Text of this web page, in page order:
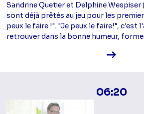
Sandrine Quetier et Delphine Wespiser
sont déjà prêtés au jeu pour les
peux le faire !". "Je peux le faire!", c'est
retrouver dans la bonne humeur,
Voir la
06:20